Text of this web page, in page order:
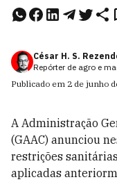
César H. S.
Repórter de agro e
Publicado em 2 de junho
A Administração
(GAAC) anunciou
restrições
aplicadas